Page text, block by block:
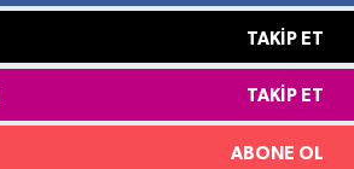
TAKIP ET
TAKIP ET
ABONE OL